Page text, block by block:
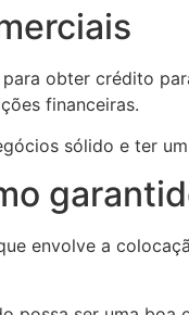
obter crédito
financeiras.
sólido e ter
envolve a